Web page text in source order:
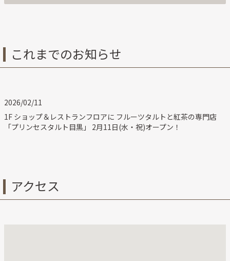
これまでのお知らせ
2026/02/11
1F ショップ＆レストランフロアに フルーツタルトと紅茶の専門店
「プリンセスタルト目黒」 2月11日(水・祝)オープン！
アクセス